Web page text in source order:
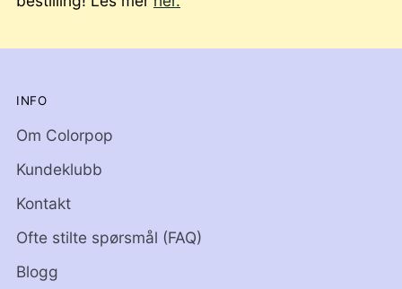
INFO
Om Colorpop
Kundeklubb
Kontakt
Ofte stilte spørsmål (FAQ)
Blogg